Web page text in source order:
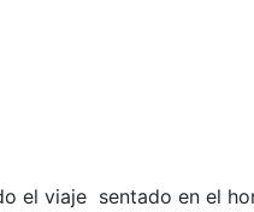
el viaje sentado en el